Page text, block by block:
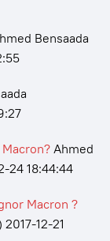
Bensaada
Ahmed
24 18:44:44
Macron ?
2017-12-21